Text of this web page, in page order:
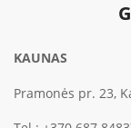
KAUNAS
Pramonės pr. 23,